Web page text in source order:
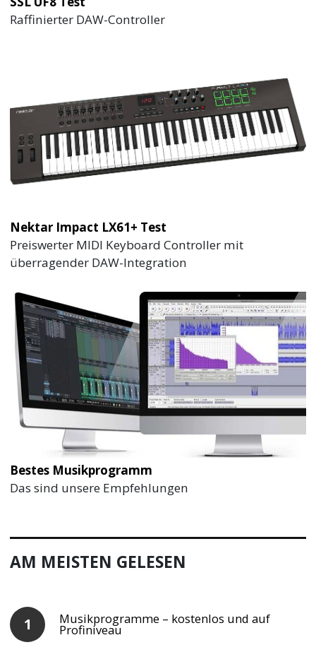
Raffinierter DAW-Controller
Nektar Impact LX61+ Test
Preiswerter MIDI Keyboard Controller mit
überragender DAW-Integration
Bestes Musikprogramm
Das sind unsere Empfehlungen
AM MEISTEN GELESEN
Musikprogramme – kostenlos und auf
Profiniveau